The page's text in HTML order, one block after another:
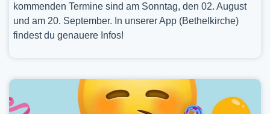
kommenden Termine sind am Sonntag, den 02. August
und am 20. September. In unserer App (Bethelkirche)
findest du genauere Infos!